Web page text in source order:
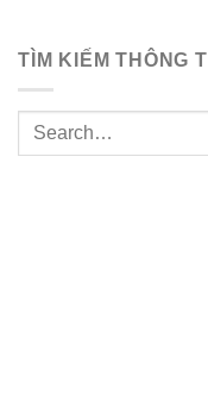
TÌM KIẾM THÔNG